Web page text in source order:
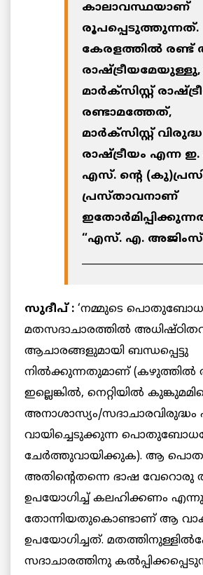
കാലാവസ്ഥയാണ്
രൂപപ്പെടുത്തുന്നത്.
കേരളത്തില്‍ രണ്ട്
രാഷ്ട്രീയമേയുള്ളു,
മാര്‍ക്‌സിസ്റ്റ്
രണ്ടാമത്തേത്,
മാര്‍ക്‌സിസ്റ്റ് വിരുദ്ധ
രാഷ്ട്രീയം എന്ന
എസ്. ന്റെ
പ്രസ്താവനാണ്
“എസ്. എ. അജിംസ്
സുദീപ് : ‘നമ്മുടെ
മതസദാചാരത്തില്‍
ആചാരങ്ങളുമായി ബന്ധപ്പെട്ടു
നില്‍ക്കുന്നതുമാണ് (കഴുത്തില്‍
ഇല്ലെങ്കില്‍, നെറ്റിയില്‍
അനാശാസ്യം/
വായിച്ചെടുക്കുന്ന
ചേര്‍ത്തുവായിക്കുക). ആ
അതിന്റെതന്നെ ഭാഷ വേറൊരു
ഉപയോഗിച്ച് കലഹിക്കണം എന്നു
തോന്നിയതുകൊണ്ടാണ് ആ
ഉപയോഗിച്ചത്.
സദാചാരത്തിനു